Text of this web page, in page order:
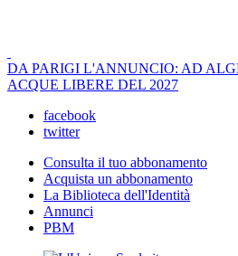
DA PARIGI L'ANNUNCIO: AD
ACQUE LIBERE DEL 2027
facebook
twitter
Consulta il tuo abbonamento
Acquista un abbonamento
La Biblioteca dell'Identità
Annunci
PBM